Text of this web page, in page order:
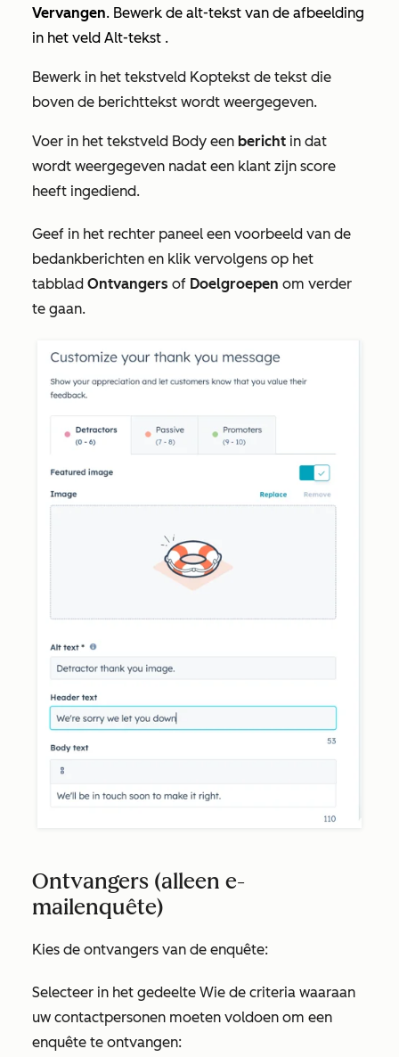
Vervangen. Bewerk de alt-tekst van de afbeelding
in het veld Alt-tekst .
Bewerk in het tekstveld Koptekst de tekst die
boven de berichttekst wordt weergegeven.
Voer in het tekstveld Body een bericht in dat
wordt weergegeven nadat een klant zijn score
heeft ingediend.
Geef in het rechter paneel een voorbeeld van de
bedankberichten en klik vervolgens op het
tabblad Ontvangers of Doelgroepen om verder
te gaan.
Ontvangers (alleen e-
mailenquête)
Kies de ontvangers van de enquête:
Selecteer in het gedeelte Wie de criteria waaraan
uw contactpersonen moeten voldoen om een
enquête te ontvangen: